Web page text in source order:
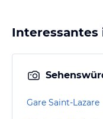
Interessantes
Gare Saint-Lazare